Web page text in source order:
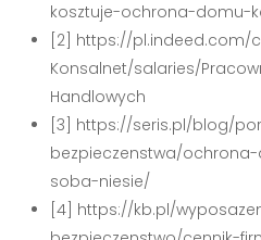
kosztuje-ochrona-domu-
[2] https://pl.indeed.com/
Konsalnet/salaries/
Handlowych
[3] https://seris.pl/blog/
bezpieczenstwa/
soba-niesie/
[4] https://kb.pl/